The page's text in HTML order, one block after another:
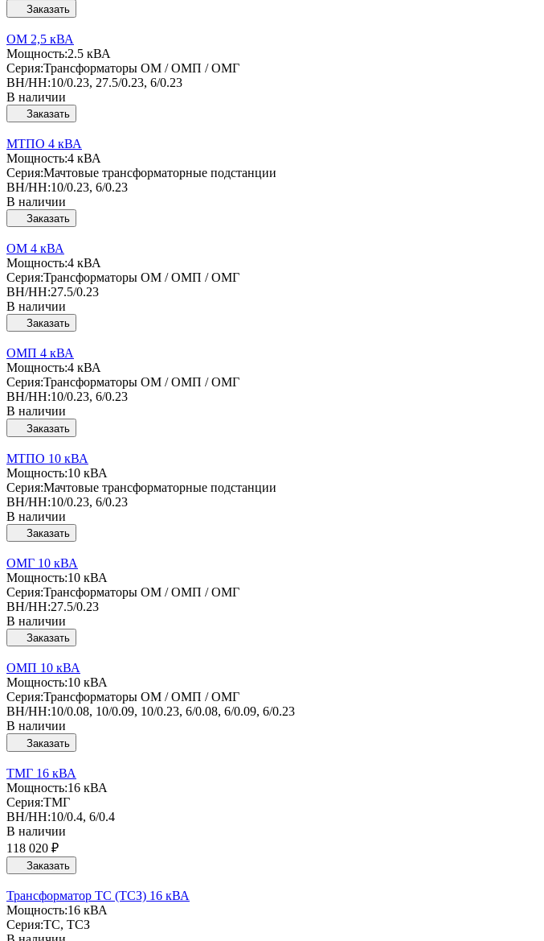
Заказать
ОМ 2,5 кВА
Мощность:2.5 кВА
Серия:Трансформаторы ОМ / ОМП / ОМГ
ВН/НН:10/0.23, 27.5/0.23, 6/0.23
В наличии
Заказать
МТПО 4 кВА
Мощность:4 кВА
Серия:Мачтовые трансформаторные подстанции
ВН/НН:10/0.23, 6/0.23
В наличии
Заказать
ОМ 4 кВА
Мощность:4 кВА
Серия:Трансформаторы ОМ / ОМП / ОМГ
ВН/НН:27.5/0.23
В наличии
Заказать
ОМП 4 кВА
Мощность:4 кВА
Серия:Трансформаторы ОМ / ОМП / ОМГ
ВН/НН:10/0.23, 6/0.23
В наличии
Заказать
МТПО 10 кВА
Мощность:10 кВА
Серия:Мачтовые трансформаторные подстанции
ВН/НН:10/0.23, 6/0.23
В наличии
Заказать
ОМГ 10 кВА
Мощность:10 кВА
Серия:Трансформаторы ОМ / ОМП / ОМГ
ВН/НН:27.5/0.23
В наличии
Заказать
ОМП 10 кВА
Мощность:10 кВА
Серия:Трансформаторы ОМ / ОМП / ОМГ
ВН/НН:10/0.08, 10/0.09, 10/0.23, 6/0.08, 6/0.09, 6/0.23
В наличии
Заказать
ТМГ 16 кВА
Мощность:16 кВА
Серия:ТМГ
ВН/НН:10/0.4, 6/0.4
В наличии
118 020 ₽
Заказать
Трансформатор ТС (ТСЗ) 16 кВА
Мощность:16 кВА
Серия:ТС, ТСЗ